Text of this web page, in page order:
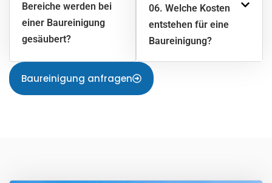
Bereiche werden bei
einer Baureinigung
gesäubert?
06. Welche Kosten
entstehen für eine
Baureinigung?
Baureinigung anfragen